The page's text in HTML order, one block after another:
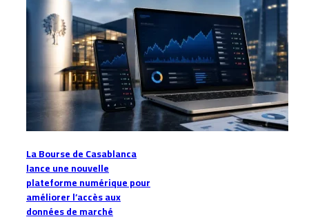
La Bourse de Casablanca
lance une nouvelle
plateforme numérique pour
améliorer l’accès aux
données de marché